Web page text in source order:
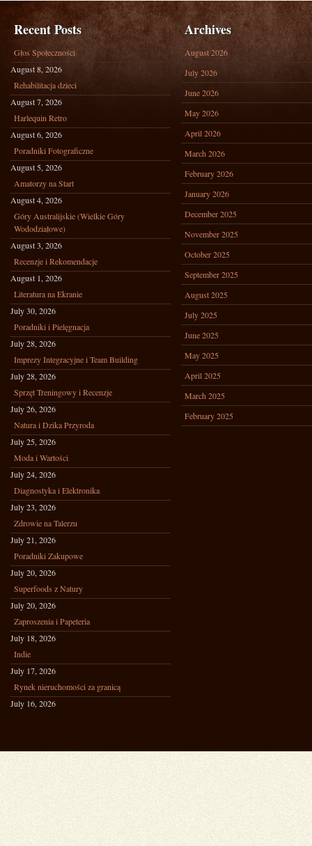
Recent Posts
Głos Społeczności
August 8, 2026
Rehabilitacja dzieci
August 7, 2026
Harlequin Retro
August 6, 2026
Poradniki Fotograficzne
August 5, 2026
Amatorzy na Start
August 4, 2026
Góry Australijskie (Wielkie Góry
Wododziałowe)
August 3, 2026
Recenzje i Rekomendacje
August 1, 2026
Literatura na Ekranie
July 30, 2026
Poradniki i Pielęgnacja
July 28, 2026
Imprezy Integracyjne i Team Building
July 28, 2026
Sprzęt Treningowy i Recenzje
July 26, 2026
Natura i Dzika Przyroda
July 25, 2026
Moda i Wartości
July 24, 2026
Diagnostyka i Elektronika
July 23, 2026
Zdrowie na Talerzu
July 21, 2026
Poradniki Zakupowe
July 20, 2026
Superfoods z Natury
July 20, 2026
Zaproszenia i Papeteria
July 18, 2026
Indie
July 17, 2026
Rynek nieruchomości za granicą
July 16, 2026
Archives
August 2026
July 2026
June 2026
May 2026
April 2026
March 2026
February 2026
January 2026
December 2025
November 2025
October 2025
September 2025
August 2025
July 2025
June 2025
May 2025
April 2025
March 2025
February 2025